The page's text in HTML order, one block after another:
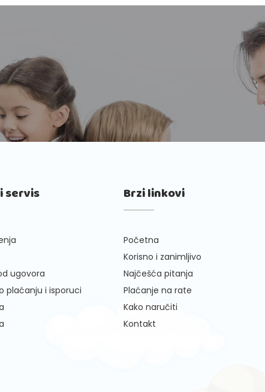
servis
ugovora
plaćanju i isporuci
Brzi linkovi
Početna
Korisno i zanimljivo
Najčešća pitanja
Plaćanje na rate
Kako naručiti
Kontakt